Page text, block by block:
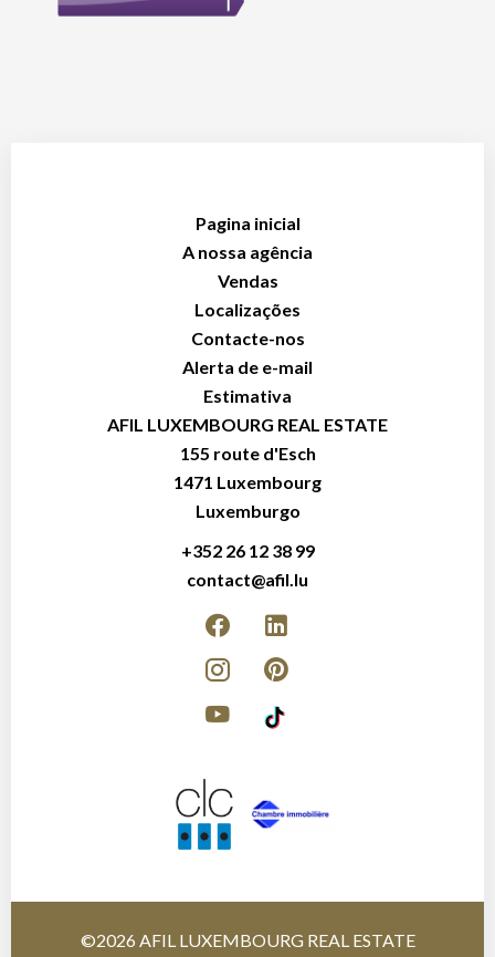
Pagina inicial
A nossa agência
Vendas
Localizações
Contacte-nos
Alerta de e-mail
Estimativa
AFIL LUXEMBOURG REAL ESTATE
155 route d'Esch
1471 Luxembourg
Luxemburgo
+352 26 12 38 99
contact@afil.lu
©2026 AFIL LUXEMBOURG REAL ESTATE